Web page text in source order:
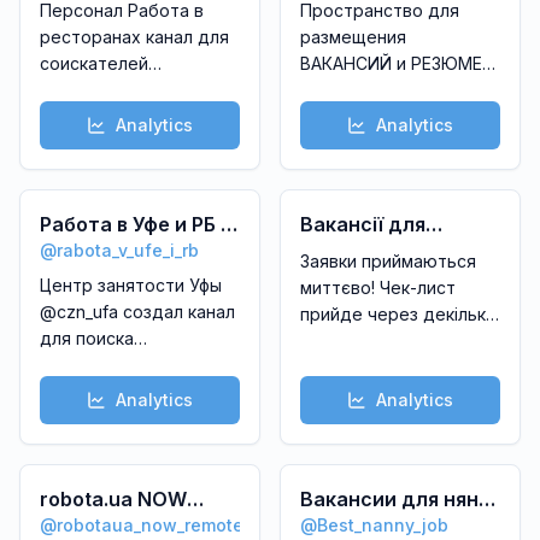
@employment1
Газпром, Северсталь,
Магнит, Сибур, SPLAT и
Персонал Работа в
ресторанах канал для
соискателей
бизнеса.\nОпубликовывайте
свои резюме
Analytics
Пространство для
размещения
ВАКАНСИЙ и РЕЗЮМЕ
промышленного и
инфраструктурного
строительства,
электроэнергетики,
нефтегазовой отрасли.
разместить вакансии, а
себе.
🚀
Analytics
Работа в Уфе и РБ –
вакансии
@rabota_v_ufe_i_rb
Центр занятости Уфы
@czn_ufa создал канал
для поиска
только проверенные
вакансии от
работодателей Уфы и
Республики
Башкортостан.\n\nПодпишитесь,
чтобы ежедневно
Analytics
Вакансії для
Українців
Заявки приймаються
миттєво! Чек-лист
прийде через декілька
щоб всі українці в цей
не простий час могли
знайти роботу 🇺🇦
https://t.me/
вакансію/співпраця:
Analytics
robota.ua NOW
Віддалена робота
@robotaua_now_remote
Вакансии для нянь,
гувернанток,
@Best_nanny_job